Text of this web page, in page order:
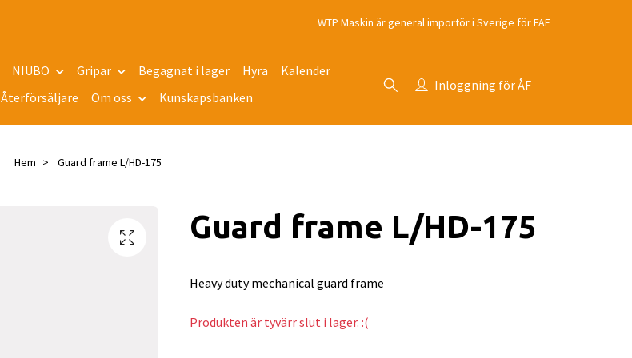
WTP Maskin är general importör i Sverige för FAE
NIUBO Gripar Begagnat i lager Hyra
Kalender
Återförsäljare
Om oss Kunskapsbanken
Inloggning för ÅF
Hem Guard frame L/HD-175
Guard frame L/HD-175
Heavy duty mechanical guard frame
Produkten är tyvärr slut i lager. :(